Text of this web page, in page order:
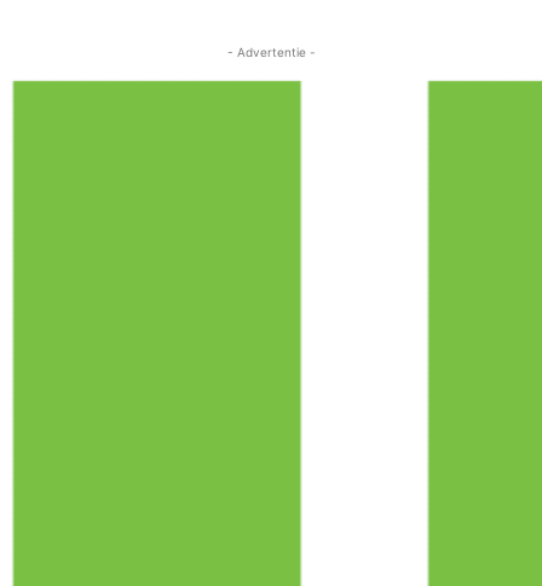
- Advertentie -